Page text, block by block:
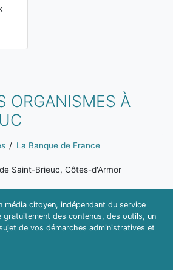
ORGANISMES À
La Banque de France
Saint-Brieuc, Côtes-d'Armor
média citoyen, indépendant du service
des contenus, des outils, un
de vos démarches administratives et